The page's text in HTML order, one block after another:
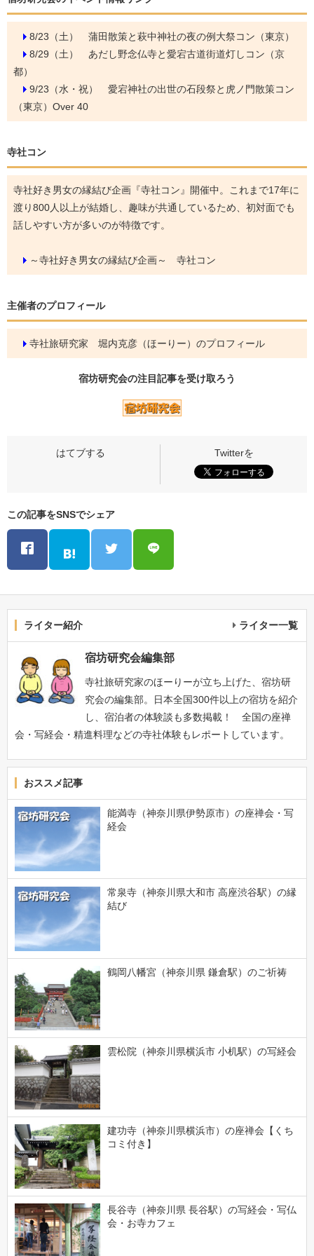
8/23（土） 蒲田散策と萩中神社の夜の例大祭コン（東京）
8/29（土） あだし野念仏寺と愛宕古道街道灯しコン（京
都）
9/23（水・祝） 愛宕神社の出世の石段祭と虎ノ門散策コン
（東京）Over 40
寺社コン
寺社好き男女の縁結び企画『寺社コン』開催中。これまで17年に
渡り800人以上が結婚し、趣味が共通しているため、初対面でも
話しやすい方が多いのが特徴です。
～寺社好き男女の縁結び企画～ 寺社コン
主催者のプロフィール
寺社旅研究家 堀内克彦（ほーりー）のプロフィール
宿坊研究会の注目記事を受け取ろう
この記事をSNSでシェア
ライター紹介 ライター一覧
宿坊研究会編集部
寺社旅研究家のほーりーが立ち上げた、宿坊研
究会の編集部。日本全国300件以上の宿坊を紹介
し、宿泊者の体験談も多数掲載！ 全国の座禅
会・写経会・精進料理などの寺社体験もレポートしています。
おススメ記事
能満寺（神奈川県伊勢原市）の座禅会・写
経会
常泉寺（神奈川県大和市 高座渋谷駅）の縁
結び
鶴岡八幡宮（神奈川県 鎌倉駅）のご祈祷
雲松院（神奈川県横浜市 小机駅）の写経会
建功寺（神奈川県横浜市）の座禅会【くち
コミ付き】
長谷寺（神奈川県 長谷駅）の写経会・写仏
会・お寺カフェ